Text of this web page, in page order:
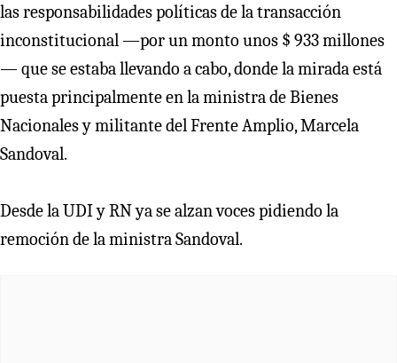
las responsabilidades políticas de la transacción
inconstitucional —por un monto unos $ 933 millones
— que se estaba llevando a cabo, donde la mirada está
puesta principalmente en la ministra de Bienes
Nacionales y militante del Frente Amplio, Marcela
Sandoval.
Desde la UDI y RN ya se alzan voces pidiendo la
remoción de la ministra Sandoval.